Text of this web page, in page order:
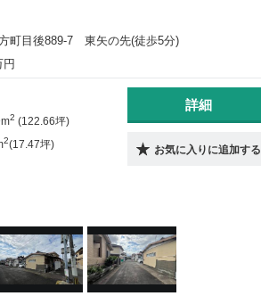
町目後889-7 東矢の先(徒歩5分)
円
2 (122.66坪)
2(17.47坪)
詳細
お気に入りに追加する